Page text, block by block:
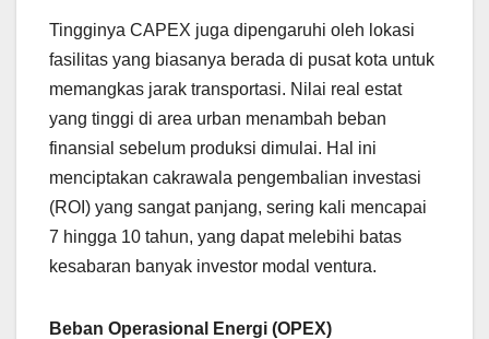
Tingginya CAPEX juga dipengaruhi oleh lokasi
fasilitas yang biasanya berada di pusat kota untuk
memangkas jarak transportasi. Nilai real estat
yang tinggi di area urban menambah beban
finansial sebelum produksi dimulai. Hal ini
menciptakan cakrawala pengembalian investasi
(ROI) yang sangat panjang, sering kali mencapai
7 hingga 10 tahun, yang dapat melebihi batas
kesabaran banyak investor modal ventura.
Beban Operasional Energi (OPEX)